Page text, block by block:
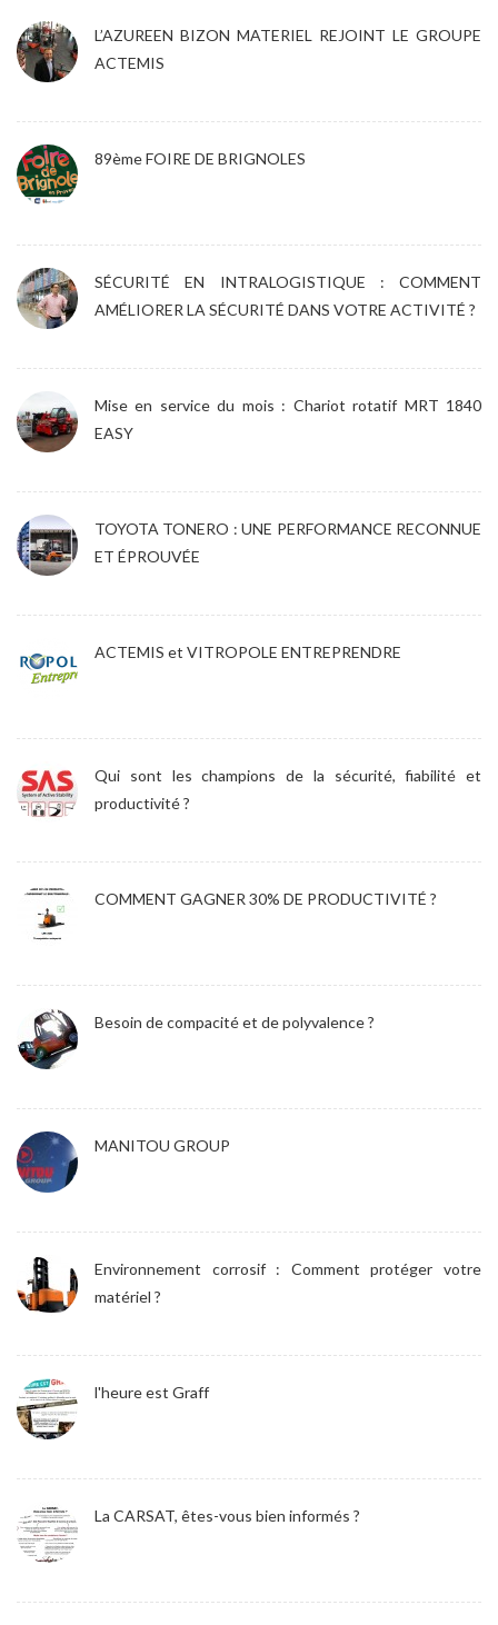
L’AZUREEN BIZON MATERIEL REJOINT LE GROUPE
ACTEMIS
89ème FOIRE DE BRIGNOLES
SÉCURITÉ EN INTRALOGISTIQUE : COMMENT
AMÉLIORER LA SÉCURITÉ DANS VOTRE ACTIVITÉ ?
Mise en service du mois : Chariot rotatif MRT 1840
EASY
TOYOTA TONERO : UNE PERFORMANCE RECONNUE
ET ÉPROUVÉE
ACTEMIS et VITROPOLE ENTREPRENDRE
Qui sont les champions de la sécurité, fiabilité et
productivité ?
COMMENT GAGNER 30% DE PRODUCTIVITÉ ?
Besoin de compacité et de polyvalence ?
MANITOU GROUP
Environnement corrosif : Comment protéger votre
matériel ?
l'heure est Graff
La CARSAT, êtes-vous bien informés ?